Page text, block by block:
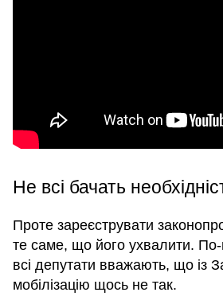
Не всі бачать
Проте зареєструвати
те саме, що його ухвалити.
всі депутати вважають, що із
мобілізацію щось не так.